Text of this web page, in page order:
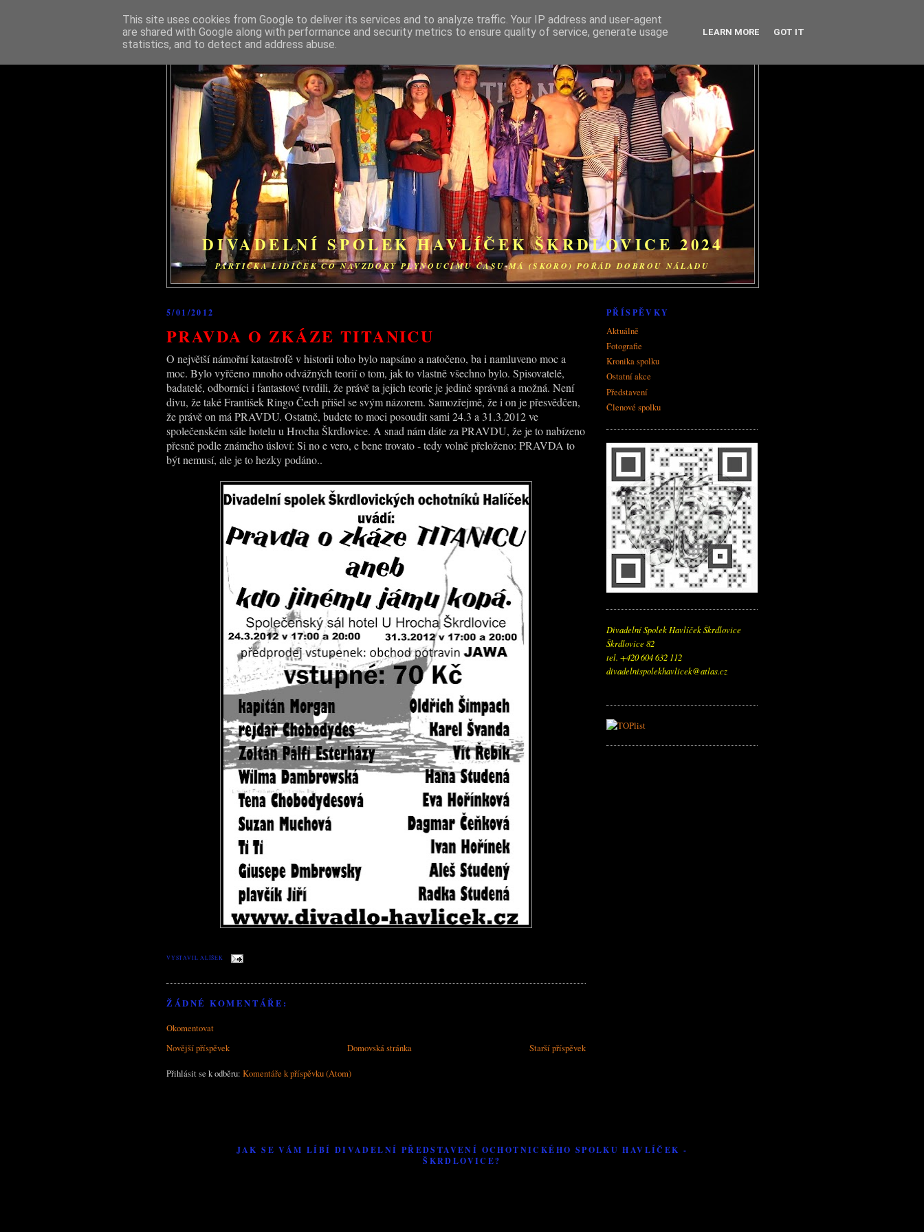
DIVADELNÍ SPOLEK HAVLÍČEK ŠKRDLOVICE 2024
PARTIČKA LIDIČEK CO NAVZDORY PLYNOUCÍMU ČASU MÁ (SKORO) POŘÁD DOBROU NÁLADU
5/01/2012
PRAVDA O ZKÁZE TITANICU
O největší námořní katastrofě v historii toho bylo napsáno a natočeno, ba i namluveno moc a
moc. Bylo vyřčeno mnoho odvážných teorií o tom, jak to vlastně všechno bylo. Spisovatelé,
badatelé, odborníci i fantastové tvrdili, že právě ta jejich teorie je jedině správná a možná. Není
divu, že také František Ringo Čech přišel se svým názorem. Samozřejmě, že i on je přesvědčen,
že právě on má PRAVDU. Ostatně, budete to moci posoudit sami 24.3 a 31.3.2012 ve
společenském sále hotelu u Hrocha Škrdlovice. A snad nám dáte za PRAVDU, že je to nabízeno
přesně podle známého úsloví: Si no e vero, e bene trovato - tedy volně přeloženo: PRAVDA to
být nemusí, ale je to hezky podáno..
VYSTAVILALÍŠEK
ŽÁDNÉ KOMENTÁŘE:
Okomentovat
Novější příspěvek
Starší příspěvek
Domovská stránka
Přihlásit se k odběru: Komentáře k příspěvku (Atom)
PŘÍSPĚVKY
Aktuálně
Fotografie
Kronika spolku
Ostatní akce
Představení
Členové spolku
Divadelní Spolek Havlíček Škrdlovice
Škrdlovice 82
tel. +420 604 632 112
divadelnispolekhavlicek@atlas.cz
JAK SE VÁM LÍBÍ DIVADELNÍ PŘEDSTAVENÍ OCHOTNICKÉHO SPOLKU HAVLÍČEK -
ŠKRDLOVICE?
This site uses cookies from Google to deliver its services and to analyze traffic. Your IP address and user-agent
are shared with Google along with performance and security metrics to ensure quality of service, generate usage
statistics, and to detect and address abuse.
LEARN MORE GOT IT